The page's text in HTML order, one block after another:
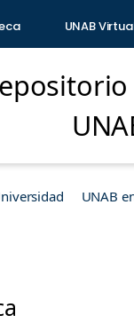
UNAB
UNAB